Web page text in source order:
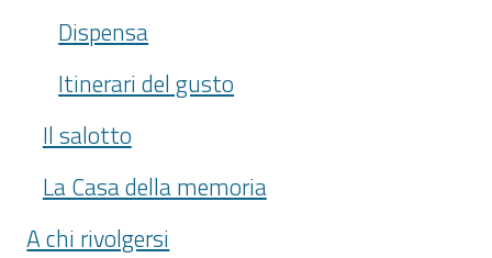
Dispensa
Itinerari del gusto
Il salotto
La Casa della memoria
A chi rivolgersi